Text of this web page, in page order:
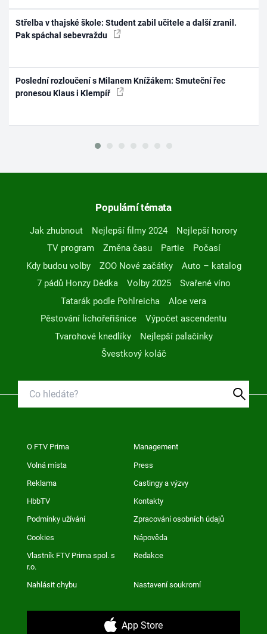
Střelba v thajské škole: Student zabil učitele a další zranil.
Pak spáchal sebevraždu
Poslední rozloučení s Milanem Knížákem: Smuteční řec
pronesou Klaus i Klempíř
Populární témata
Jak zhubnout Nejlepší filmy 2024
Nejlepší horory
TV program
Změna času Partie
Počasí
Kdy budou volby
ZOO Nové začátky
Auto – katalog
7 pádů Honzy Dědka
Volby 2025
Svařené víno
Tatarák podle Pohlreicha
Aloe vera
Pěstování lichořeřišnice
Výpočet ascendentu
Tvarohové knedlíky
Nejlepší palačinky
Švestkový koláč
O FTV Prima Management
Volná místa Press
Reklama Castingy a výzvy
HbbTV Kontakty
Podmínky užívání Zpracování osobních údajů
Cookies Nápověda
Vlastník FTV Prima spol. s
r.o.
Redakce
Nahlásit chybu Nastavení soukromí
App Store